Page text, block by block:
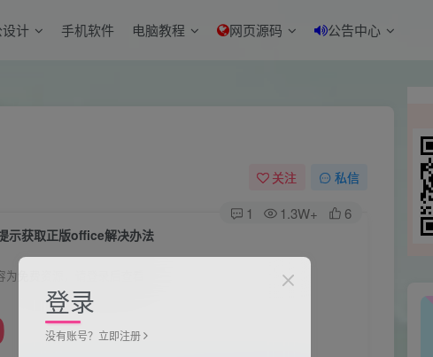
计 手机软件 电脑教程 网页源码 公告中心
关注 私信
1 1.3W+ 6
示获取正版office解决办法
为免费资源，请登录后查看
登录
没有账号？立即注册